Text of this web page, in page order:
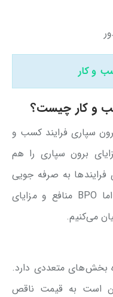
و کار
و کار چیست؟
سپاری فرایند کسب و
برون سپاری را هم
فرایندها به صرفه جویی
مالی و رشد سازمان کمک می‌کند. اما BPO منافع و مزایای
می‌کنیم.
بخش‌های متعددی دارد.
است به قیمت ناقص